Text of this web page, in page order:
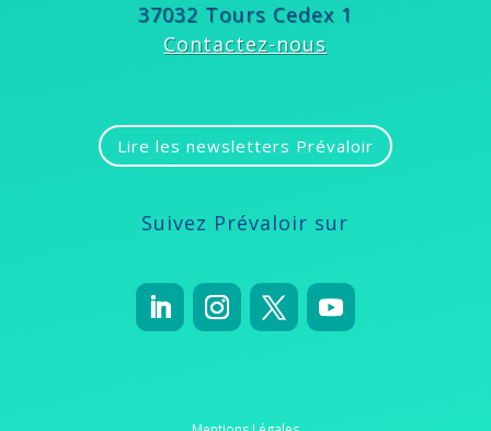
37032 Tours Cedex 1
Contactez-nous
Lire les newsletters Prévaloir
Suivez Prévaloir sur